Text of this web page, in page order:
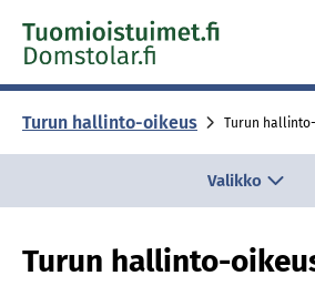
Skip to content -saavutettavuusohje
Turun hallinto-oikeus Turun
Valikko
Turun hallinto-